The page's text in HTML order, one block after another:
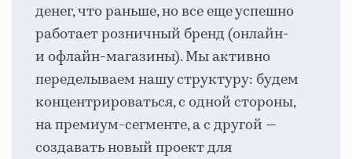
денег, что раньше, но все еще успешно
работает розничный бренд (онлайн-
и офлайн-магазины). Мы активно
переделываем нашу структуру: будем
концентрироваться, с одной стороны,
на премиум-сегменте, а с другой —
создавать новый проект для